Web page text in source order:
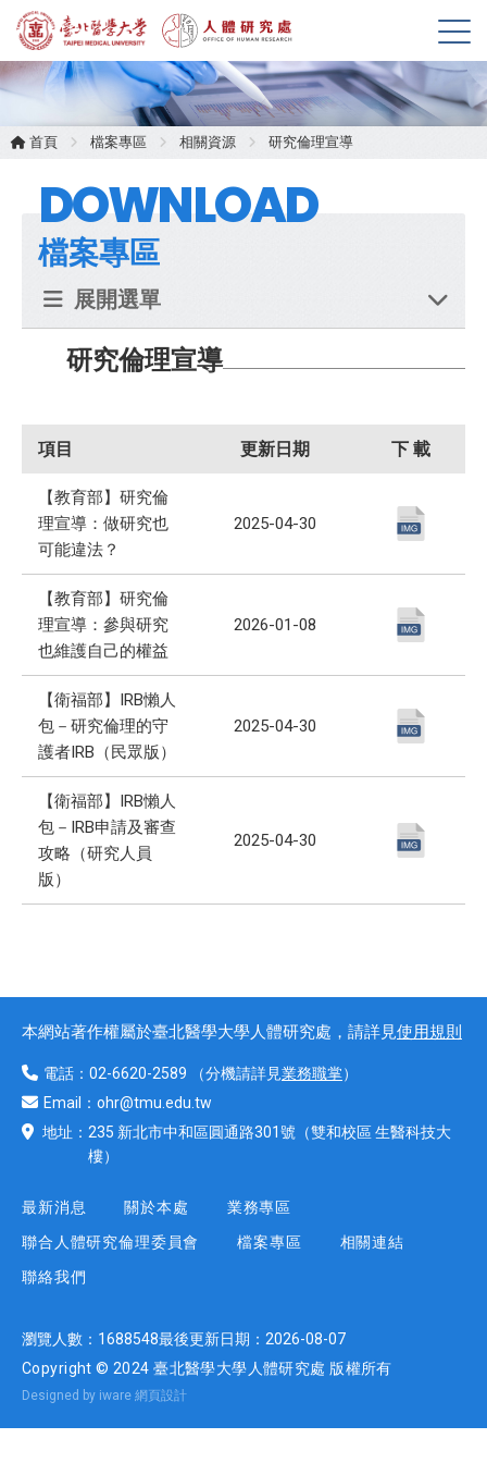
展
開
選
單
首頁 檔案專區 相關資源 研究倫理宣導
DOWNLOAD
檔案專區
展開選單
研究倫理宣導
項目 更新日期 下 載
【教育部】研究倫
理宣導：做研究也
可能違法？
2025-04-30
【教育部】研究倫
理宣導：參與研究
也維護自己的權益
2026-01-08
【衛福部】IRB懶人
包－研究倫理的守
護者IRB（民眾版）
2025-04-30
【衛福部】IRB懶人
包－IRB申請及審查
攻略（研究人員
版）
2025-04-30
本網站著作權屬於臺北醫學大學人體研究處，請詳見使用規則
電話： 02-6620-2589 （分機請詳見業務職掌）
Email： ohr@tmu.edu.tw
地址： 235 新北市中和區圓通路301號 （雙和校區 生醫科技大
樓）
最新消息 關於本處
業務專區
聯合人體研究倫理委員會
檔案專區
相關連結
聯絡我們
瀏覽人數： 1688548最後更新日期： 2026-08-07
Copyright © 2024 臺北醫學大學人體研究處 版權所有
Designed by iware 網頁設計